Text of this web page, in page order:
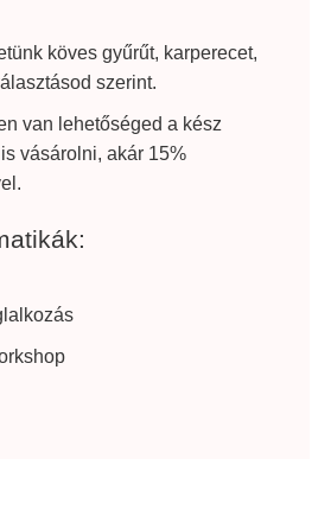
köves gyűrűt, karperecet,
szerint.
van lehetőséged a kész
vásárolni, akár 15%